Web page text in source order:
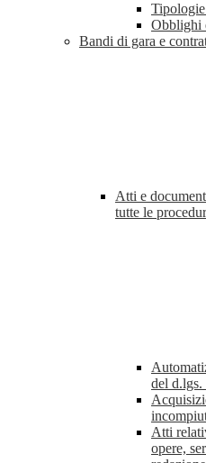
Obblighi
Bandi di gara e
Atti e
tutte le
del
Atti
opere,